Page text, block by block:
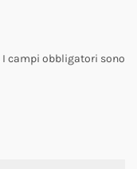
I campi obbligatori sono